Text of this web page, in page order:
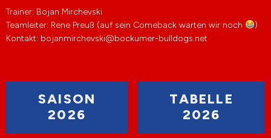
Trainer: Bojan Mirchevski
Teamleiter: Rene Preuß (auf sein Comeback warten wir noch
)
Kontakt: bojanmirchevski@bockumer-bulldogs.net
SAISON
2026
TABELLE
2026